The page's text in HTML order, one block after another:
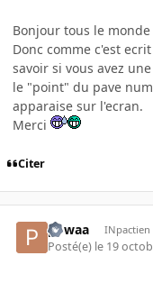
Bonjour tous le monde
Donc comme c'est
savoir si vous avez
le "point" du pave
apparaise sur l'ecran.
Merci
Citer
powaa INpactien
Posté(e) le 19